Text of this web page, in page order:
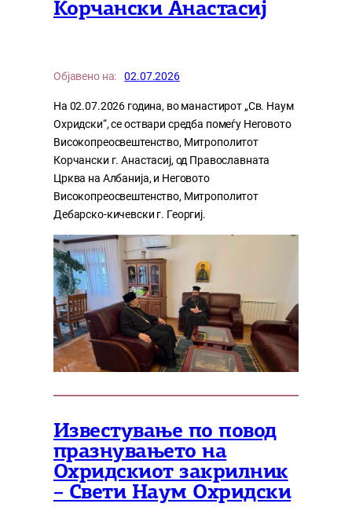
Корчански Анастасиј
Објавено на: 02.07.2026
На 02.07.2026 година, во манастирот „Св. Наум
Охридски“, се оствари средба помеѓу Неговото
Високопреосвештенство, Митрополитот
Корчански г. Анастасиј, од Православната
Црква на Албанија, и Неговото
Високопреосвештенство, Митрополитот
Дебарско-кичевски г. Георгиј.
Известување по повод
празнувањето на
Охридскиот закрилник
– Свети Наум Охридски